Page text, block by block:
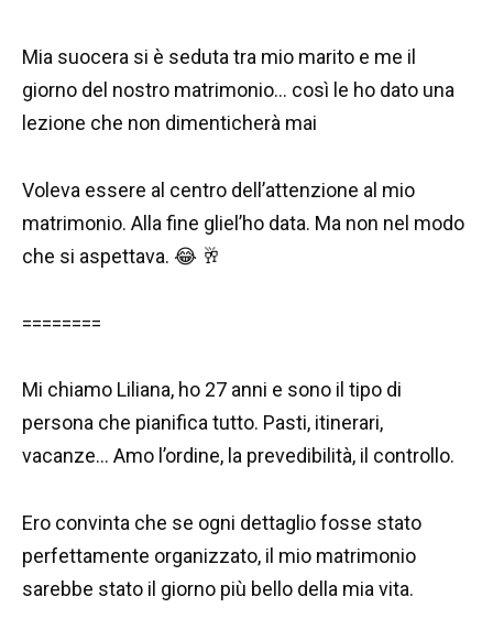
Mia suocera si è seduta tra mio marito e me il
giorno del nostro matrimonio… così le ho dato una
lezione che non dimenticherà mai
Voleva essere al centro dell’attenzione al mio
matrimonio. Alla fine gliel’ho data. Ma non nel modo
che si aspettava. 😂 🥂
========
Mi chiamo Liliana, ho 27 anni e sono il tipo di
persona che pianifica tutto. Pasti, itinerari,
vacanze… Amo l’ordine, la prevedibilità, il controllo.
Ero convinta che se ogni dettaglio fosse stato
perfettamente organizzato, il mio matrimonio
sarebbe stato il giorno più bello della mia vita.